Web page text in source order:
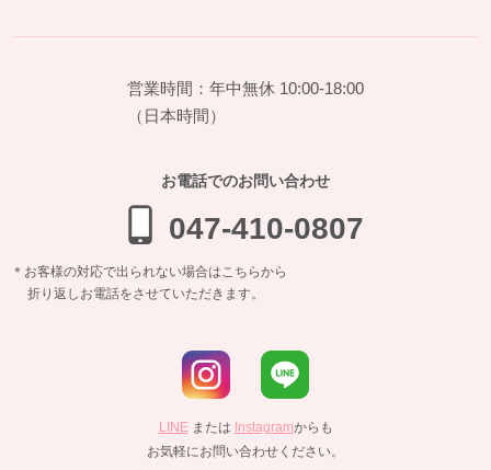
営業時間：年中無休 10:00-18:00
（日本時間）
お電話でのお問い合わせ
047-410-0807
＊お客様の対応で出られない場合はこちらから
折り返しお電話をさせていただきます。
LINEまたは Instagramからも
お気軽にお問い合わせください。